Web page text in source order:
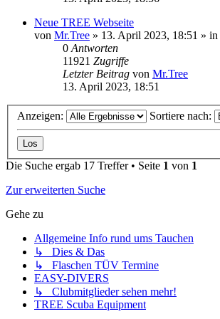
Neue TREE Webseite
von Mr.Tree » 13. April 2023, 18:51 » in
0 Antworten
11921 Zugriffe
Letzter Beitrag von Mr.Tree
13. April 2023, 18:51
Anzeigen: Sortiere nach:
Die Suche ergab 17 Treffer • Seite 1 von 1
Zur erweiterten Suche
Gehe zu
Allgemeine Info rund ums Tauchen
↳ Dies & Das
↳ Flaschen TÜV Termine
EASY-DIVERS
↳ Clubmitglieder sehen mehr!
TREE Scuba Equipment